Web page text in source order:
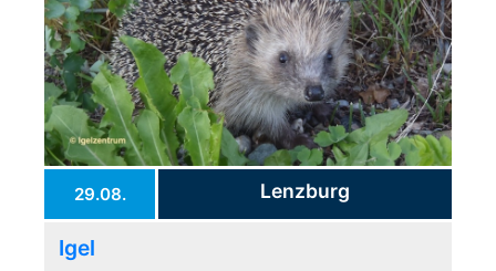
29.08. Lenzburg
Igel